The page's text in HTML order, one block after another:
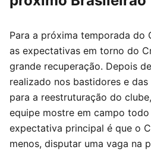
Para a próxima temporada do
as expectativas em torno do
grande recuperação. Depois
realizado nos bastidores e
para a reestruturação do
equipe mostre em campo
expectativa principal é que o
menos, disputar uma vaga na